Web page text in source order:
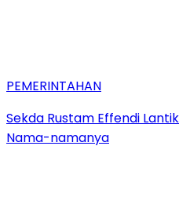
PEMERINTAHAN
Sekda Rustam Effendi
Nama-namanya